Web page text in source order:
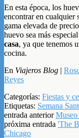
En esta época, los
encontrar en cualquier
gama elevada de
huevo sea más especial
casa, ya que tenemos
cocina.
En Viajeros Blog |
Reyes
Categorías: Fiestas y
Etiquetas: Semana
entrada anterior
próxima entrada 'The
Chicago